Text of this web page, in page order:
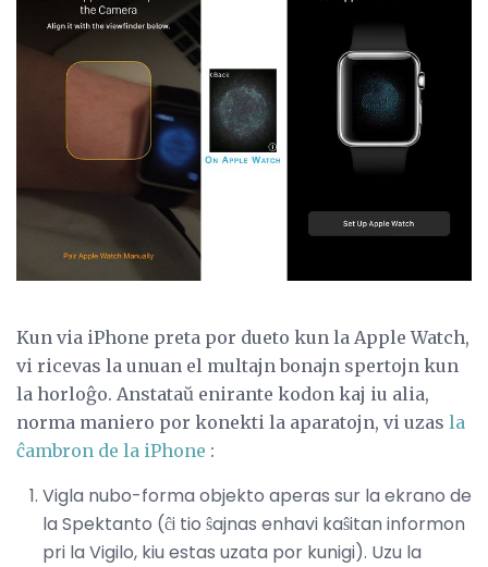
Kun via iPhone preta por dueto kun la Apple Watch,
vi ricevas la unuan el multajn bonajn spertojn kun
la horloĝo. Anstataŭ enirante kodon kaj iu alia,
norma maniero por konekti la aparatojn, vi uzas la
ĉambron de la iPhone :
Vigla nubo-forma objekto aperas sur la ekrano de
la Spektanto (ĉi tio ŝajnas enhavi kaŝitan informon
pri la Vigilo, kiu estas uzata por kunigi). Uzu la